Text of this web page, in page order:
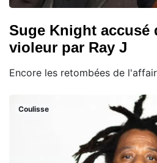
Suge Knight accusé
violeur par Ray J
Encore les retombées de
Coulisse